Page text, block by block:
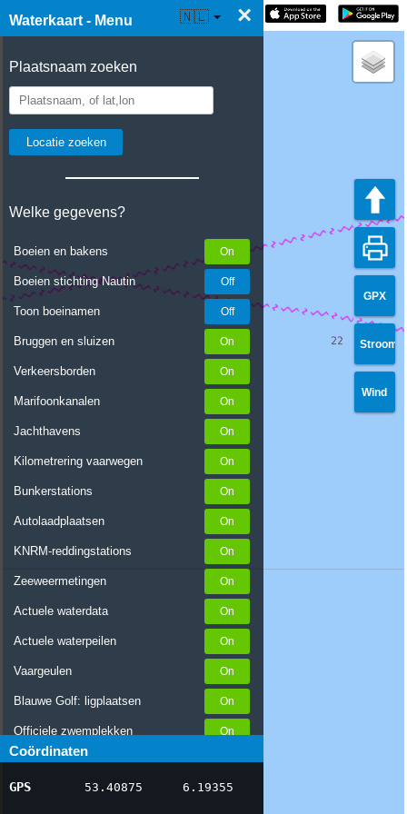
Waterkaart - Menu ×
Plaatsnaam zoeken
Welke gegevens?
Boeien en bakens
Boeien stichting Nautin
Toon boeinamen
Bruggen en sluizen
Verkeersborden
Marifoonkanalen
Jachthavens
Kilometrering vaarwegen
Bunkerstations
Autolaadplaatsen
KNRM-reddingstations
Zeeweermetingen
Actuele waterdata
Actuele waterpeilen
Vaargeulen
Blauwe Golf: ligplaatsen
Officiele zwemplekken
Stremmingen/hinder
AIS scheepsposities
Coördinaten
GPS 53.40875 6.19355
☰ Waterkaart Live 🇳🇱
GPX
Stroom
Wind